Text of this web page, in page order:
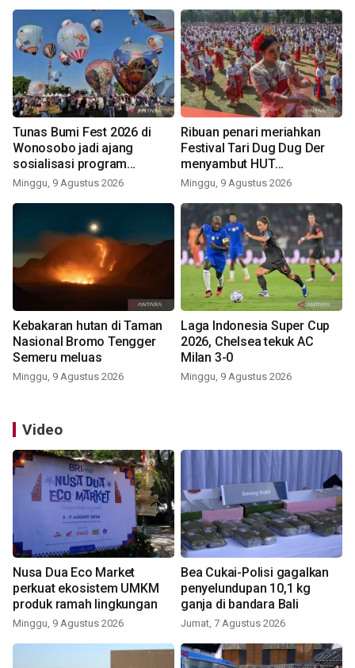
Tunas Bumi Fest 2026 di
Wonosobo jadi ajang
sosialisasi program
pemerintah lewat balon
Minggu, 9 Agustus 2026
Ribuan penari meriahkan
Festival Tari Dug Dug Der
menyambut HUT
Kemerdekaan
Minggu, 9 Agustus 2026
Kebakaran hutan di Taman
Nasional Bromo Tengger
Semeru meluas
Minggu, 9 Agustus 2026
Laga Indonesia Super Cup
2026, Chelsea tekuk AC
Milan 3-0
Minggu, 9 Agustus 2026
Video
Nusa Dua Eco Market
perkuat ekosistem UMKM
produk ramah lingkungan
Minggu, 9 Agustus 2026
Bea Cukai-Polisi gagalkan
penyelundupan 10,1 kg
ganja di bandara Bali
Jumat, 7 Agustus 2026